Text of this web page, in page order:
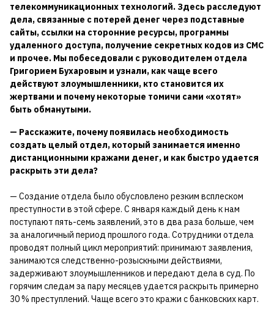
телекоммуникационных технологий. Здесь расследуют
дела, связанные с потерей денег через подставные
сайты, ссылки на сторонние ресурсы, программы
удаленного доступа, получение секретных кодов из СМС
и прочее. Мы побеседовали с руководителем отдела
Григорием Бухаровым и узнали, как чаще всего
действуют злоумышленники, кто становится их
жертвами и почему некоторые томичи сами «хотят»
быть обманутыми.
— Расскажите, почему появилась необходимость
создать целый отдел, который занимается именно
дистанционными кражами денег, и как быстро удается
раскрыть эти дела?
— Создание отдела было обусловлено резким всплеском
преступности в этой сфере. С января каждый день к нам
поступают пять-семь заявлений, это в два раза больше, чем
за аналогичный период прошлого года. Сотрудники отдела
проводят полный цикл мероприятий: принимают заявления,
занимаются следственно-розыскными действиями,
задерживают злоумышленников и передают дела в суд. По
горячим следам за пару месяцев удается раскрыть примерно
30 % преступлений. Чаще всего это кражи с банковских карт.